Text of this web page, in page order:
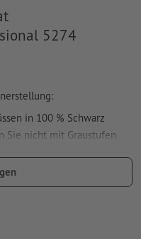
5274
in 100 % Schwarz
Sie nicht mit Graustufen
Schatten, Verläufe, Raster,